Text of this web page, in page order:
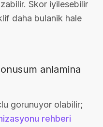
Skor iyilesebilir
daha bulanik hale
anlamina
gorunuyor olabilir;
rehberi